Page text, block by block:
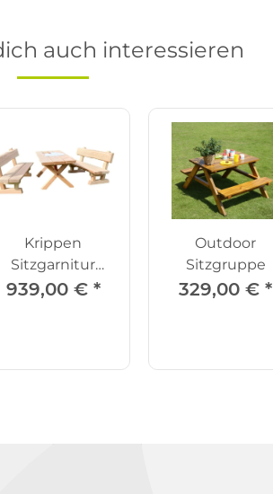
auch interessieren
Krippen
Sitzgarnitur
Douglasie
939,00 € *
Outdoor
Sitzgruppe
329,00 € *